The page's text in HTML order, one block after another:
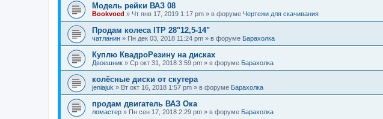
Модель рейки ВАЗ 08
Bookvoed » Чт янв 17, 2019 1:17 pm » в форуме Чертежи для скачивания
Продам колеса ITP 28"12,5-14"
чатланин » Пн дек 03, 2018 11:24 pm » в форуме Барахолка
Куплю КвадроРезину на дисках
Двоешник » Ср окт 31, 2018 3:59 pm » в форуме Барахолка
колёсные диски от скутера
jeniajuk » Вт окт 16, 2018 1:57 pm » в форуме Барахолка
продам двигатель ВАЗ Ока
ломастер » Пн сен 17, 2018 2:29 pm » в форуме Барахолка